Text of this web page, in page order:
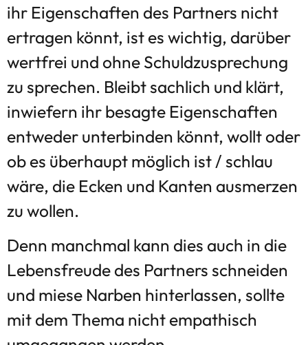
ihr Eigenschaften des Partners nicht
ertragen könnt, ist es wichtig, darüber
wertfrei und ohne Schuldzusprechung
zu sprechen. Bleibt sachlich und klärt,
inwiefern ihr besagte Eigenschaften
entweder unterbinden könnt, wollt oder
ob es überhaupt möglich ist / schlau
wäre, die Ecken und Kanten ausmerzen
zu wollen.
Denn manchmal kann dies auch in die
Lebensfreude des Partners schneiden
und miese Narben hinterlassen, sollte
mit dem Thema nicht empathisch